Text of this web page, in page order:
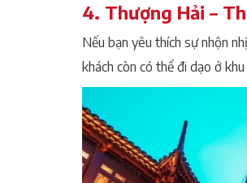
4. Thượng Hải –
Nếu bạn yêu thích sự nhộn
khách còn có thể đi dạo ở